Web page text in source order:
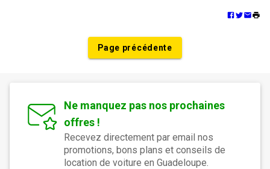
Page précédente
Ne manquez pas nos prochaines
offres !
Recevez directement par email nos
promotions, bons plans et conseils de
location de voiture en Guadeloupe.